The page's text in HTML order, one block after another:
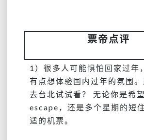
票帝点评
1）很多人可能惧怕回家过年
有点想体验国内过年的氛围
去台北试试看？ 无论你是希
escape，还是多个星期的短
适的机票。